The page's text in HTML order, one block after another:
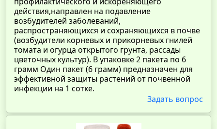
действия,направлен на подавление
возбудителей заболеваний,
распространяющихся и сохраняющихся в почве
(возбудители корневых и прикорневых гнилей
томата и огурца открытого грунта, рассады
цветочных культур). В упаковке 2 пакета по 6
грамм Один пакет (6 грамм) предназначен для
эффективной защиты растений от почвенной
инфекции на 1 сотке.
Задать вопрос